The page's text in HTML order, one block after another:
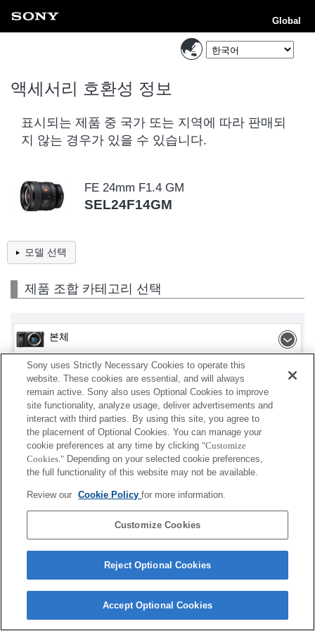
Global
액세서리 호환성 정보
표시되는 제품 중 국가 또는 지역에 따라 판매되
지 않는 경우가 있을 수 있습니다.
FE 24mm F1.4 GM
SEL24F14GM
모델 선택
제품 조합 카테고리 선택
본체
렌즈 액세서리
액세서리
표시되는 제품 중 국가 또는 지역에 따라 판매되지 않
Copyright 2026 Sony Corporation
Sony uses Strictly Necessary Cookies to operate this
website. These cookies are essential, and will always
remain active. Sony also uses Optional Cookies to improve
site functionality, analyze usage, deliver advertisements and
interact with third parties. By using this site, you agree to
the placement of Optional Cookies. You can manage your
cookie preferences at any time by clicking "Customize
Cookies." Depending on your selected cookie preferences,
the full functionality of this website may not be available.
Review our Cookie Policyfor more information.
Customize Cookies
Reject Optional Cookies
Accept Optional Cookies